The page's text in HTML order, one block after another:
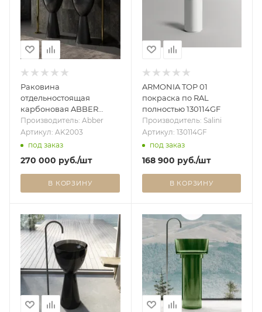
Раковина
отдельностоящая
карбоновая ABBER
Karbon AK2003 черная
Производитель: Abber
Артикул: AK2003
под заказ
270 000 руб./шт
В КОРЗИНУ
ARMONIA TOP 01
покраска по RAL
полностью 130114GF
Производитель: Salini
Артикул: 130114GF
под заказ
168 900 руб./шт
В КОРЗИНУ